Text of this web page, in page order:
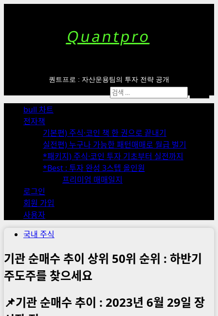
Quantpro
퀀트프로 : 자산운용팀의 투자 전략 공개
Menu
bull 차트
전자책
기본편) 주식·코인 책 한 권으로 끝내기
실전편) 누구나 가능한 패턴매매로 월급 벌기
*패키지) 주식·코인 투자 기초부터 실전까지
*Best : 투자 완성 3스텝 올인원
프리미엄 매매일지
로그인
회원 가입
사용자
검
색:
국내 주식
기관 순매수 추이 상위 50위 순위 : 하반기
주도주를 찾으세요
📌기관 순매수 추이 : 2023년 6월 29일 장